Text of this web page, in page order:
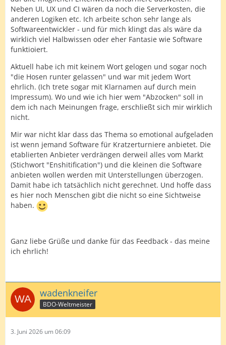
Neben UI, UX und CI wären da noch die Serverkosten, die
anderen Logiken etc. Ich arbeite schon sehr lange als
Softwareentwickler - und für mich klingt das als wäre da
wirklich viel Halbwissen oder eher Fantasie wie Software
funktioiert.
Aktuell habe ich mit keinem Wort gelogen und sogar noch
"die Hosen runter gelassen" und war mit jedem Wort
ehrlich. (Ich trete sogar mit Klarnamen auf durch mein
Impressum). Wo und wie ich hier wem "Abzocken" soll in
dem ich nach Meinungen frage, erschließt sich mir wirklich
nicht.
Mir war nicht klar dass das Thema so emotional aufgeladen
ist wenn jemand Software für Kratzerturniere anbietet. Die
etablierten Anbieter verdrängen derweil alles vom Markt
(Stichwort "Enshitification") und die kleinen die Software
anbieten wollen werden mit Unterstellungen überzogen.
Damit habe ich tatsächlich nicht gerechnet. Und hoffe dass
es hier noch Menschen gibt die nicht so eine Sichtweise
haben.
Ganz liebe Grüße und danke für das Feedback - das meine
ich ehrlich!
wadenkneifer
BDO-Weltmeister
3. Juni 2026 um 06:09